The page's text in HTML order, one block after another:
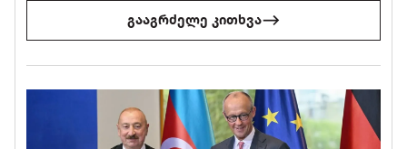
გააგრძელე კითხვა